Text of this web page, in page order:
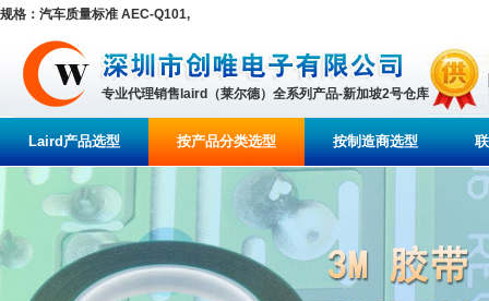
规格：汽车质量标准 AEC-Q101,
专业代理销售laird（莱尔德）全系列产品-新加坡2号仓库
Laird产品选型 按产品分类选型 按制造商选型